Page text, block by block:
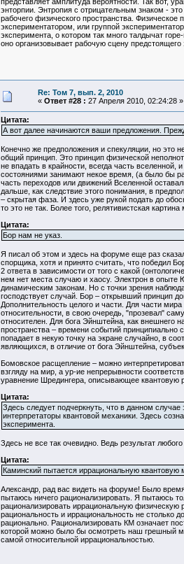
энторпии. Энтропия с отрицательным знаком -
рабочего физического пространства.
экспериментатором, или группой
эксперимента, о котором так много талдычат
оно организовывает рабочую сцену
Re: Том 7, вып. 2, 2010
« Ответ #28 : 27 Апреля 2010, 02:24:28 »
Цитата:
А вот далее начинаются ваши предложения.
Конечно же предположения и спекуляции, но это
общий принцип. Это принцип физической
не впадать в крайности, всегда часть
состояниями занимают некое время, (а было бы
часть переходов или движений Вселенной
дальше, как следствие этого понимания, в
– скрытая фаза. И здесь уже рукой подать до
то это не так. Более того, релятивистская
Цитата:
Бор нам не указ.
Я писал об этом и здесь на форуме еще раз
спорщика, хотя и принято считать, что победил
2 ответа в зависимости от того с какой
нем нет места случаю и хаосу. Электрон в опыте
динамическим законам. Но с точки зрения
господствует случай. Бор – открывший принцип
Дополнительность целого и части. Для части
относительности, в свою очередь, "прозевал"
относителен. Для бога Эйнштейна, как внешнего
пространства – времени событий
попадает в некую точку на экране случайно, в
являющихся, в отличие от бога Эйнштейна,
Бомовское расщепление – можно
взгляду на мир, а ур-ие непрерывности
уравнение Шредингера, описывающее квантовую
Цитата:
Здесь следует подчеркнуть, что в данном
интерпретаторы квантовой механики. Здесь
эксперимента.
Здесь не все так очевидно. Ведь результат
Цитата:
Каминский пытается иррациональную квантовую
Александр, рад вас видеть на форуме! Было
пытаюсь ничего рационализировать. Я пытаюсь
рационализировать иррациональную физическую
рациональность и иррациональность не столько
рационально. Рационализировать КМ означает
которой можно было бы осмотреть наш грешный
самой относительной иррациональностью.